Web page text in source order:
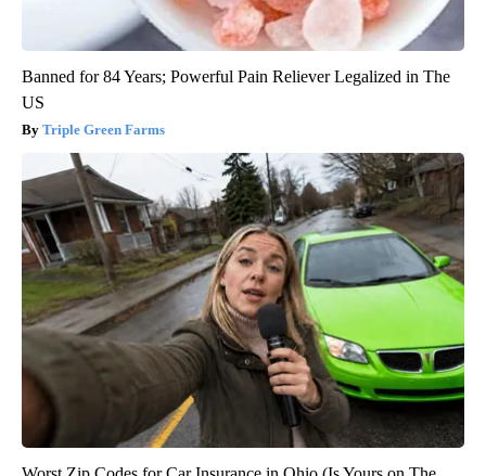
Banned for 84 Years; Powerful Pain Reliever Legalized in The
US
Triple Green Farms